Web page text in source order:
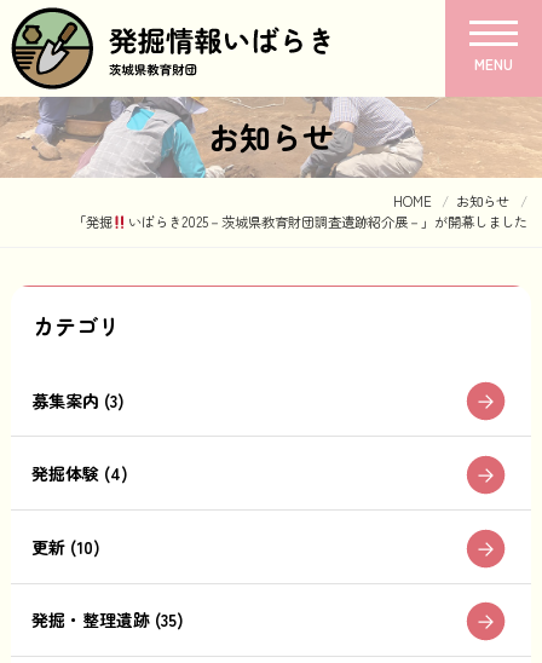
MENU
お知らせ
HOME
お知らせ
「発掘
いばらき2025－茨城県教育財団調査遺跡紹介展－」が開幕しました
カテゴリ
募集案内 (3)
発掘体験 (4)
更新 (10)
発掘・整理遺跡 (35)